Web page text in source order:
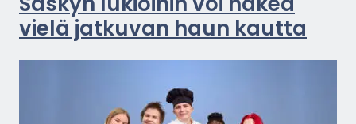
vielä jat­ku­van haun kaut­ta